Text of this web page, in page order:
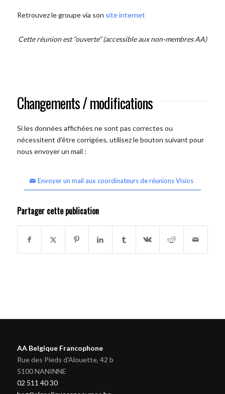
Retrouvez le groupe via son site internet
Cette réunion est “ouverte” (accessible aux non-membres AA)
Changements / modifications
Si les données affichées ne sont pas correctes ou
nécessitent d'être corrigées, utilisez le bouton suivant pour
nous envoyer un mail :
Envoyer un mail aux coordinateurs de réunions Visios
Partager cette publication
AA Belgique Francophone
Rue des Pieds d'Alouette, 42 b
5100 NANINNE
02 511 40 30